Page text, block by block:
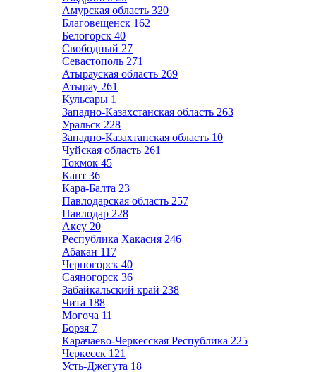
Амурская область 320
Благовещенск 162
Белогорск 40
Свободный 27
Севастополь 271
Атырауская область 269
Атырау 261
Кульсары 1
Западно-Казахстанская область 263
Уральск 228
Западно-Казахтанская область 10
Чуйская область 261
Токмок 45
Кант 36
Кара-Балта 23
Павлодарская область 257
Павлодар 228
Аксу 20
Республика Хакасия 246
Абакан 117
Черногорск 40
Саяногорск 36
Забайкальский край 238
Чита 188
Могоча 11
Борзя 7
Карачаево-Черкесская Республика 225
Черкесск 121
Усть-Джегута 18